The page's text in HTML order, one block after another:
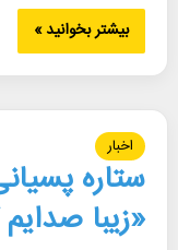
بیشتر بخوانید »
اخبار
ستاره
«زیبا